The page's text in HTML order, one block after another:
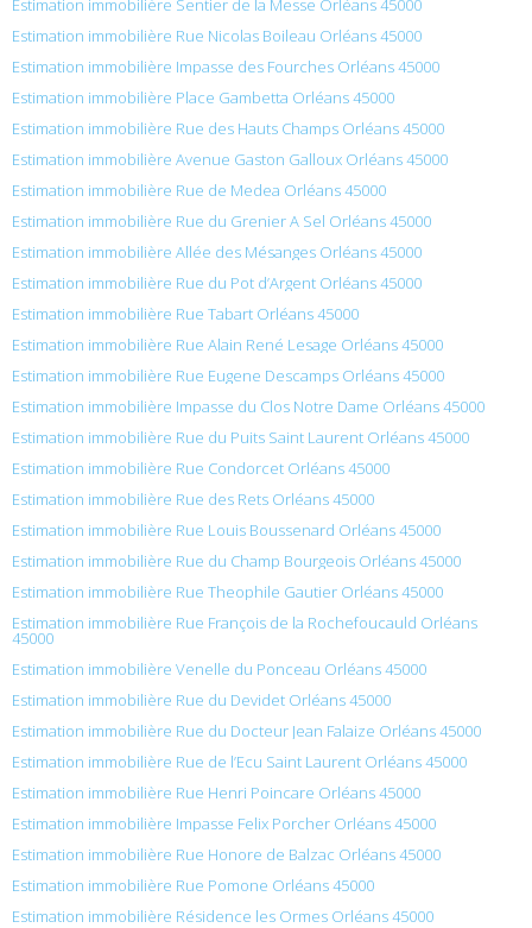
Estimation immobilière Sentier de la Messe Orléans 45000
Estimation immobilière Rue Nicolas Boileau Orléans 45000
Estimation immobilière Impasse des Fourches Orléans 45000
Estimation immobilière Place Gambetta Orléans 45000
Estimation immobilière Rue des Hauts Champs Orléans 45000
Estimation immobilière Avenue Gaston Galloux Orléans 45000
Estimation immobilière Rue de Medea Orléans 45000
Estimation immobilière Rue du Grenier A Sel Orléans 45000
Estimation immobilière Allée des Mésanges Orléans 45000
Estimation immobilière Rue du Pot d’Argent Orléans 45000
Estimation immobilière Rue Tabart Orléans 45000
Estimation immobilière Rue Alain René Lesage Orléans 45000
Estimation immobilière Rue Eugene Descamps Orléans 45000
Estimation immobilière Impasse du Clos Notre Dame Orléans 45000
Estimation immobilière Rue du Puits Saint Laurent Orléans 45000
Estimation immobilière Rue Condorcet Orléans 45000
Estimation immobilière Rue des Rets Orléans 45000
Estimation immobilière Rue Louis Boussenard Orléans 45000
Estimation immobilière Rue du Champ Bourgeois Orléans 45000
Estimation immobilière Rue Theophile Gautier Orléans 45000
Estimation immobilière Rue François de la Rochefoucauld Orléans
45000
Estimation immobilière Venelle du Ponceau Orléans 45000
Estimation immobilière Rue du Devidet Orléans 45000
Estimation immobilière Rue du Docteur Jean Falaize Orléans 45000
Estimation immobilière Rue de l’Ecu Saint Laurent Orléans 45000
Estimation immobilière Rue Henri Poincare Orléans 45000
Estimation immobilière Impasse Felix Porcher Orléans 45000
Estimation immobilière Rue Honore de Balzac Orléans 45000
Estimation immobilière Rue Pomone Orléans 45000
Estimation immobilière Résidence les Ormes Orléans 45000